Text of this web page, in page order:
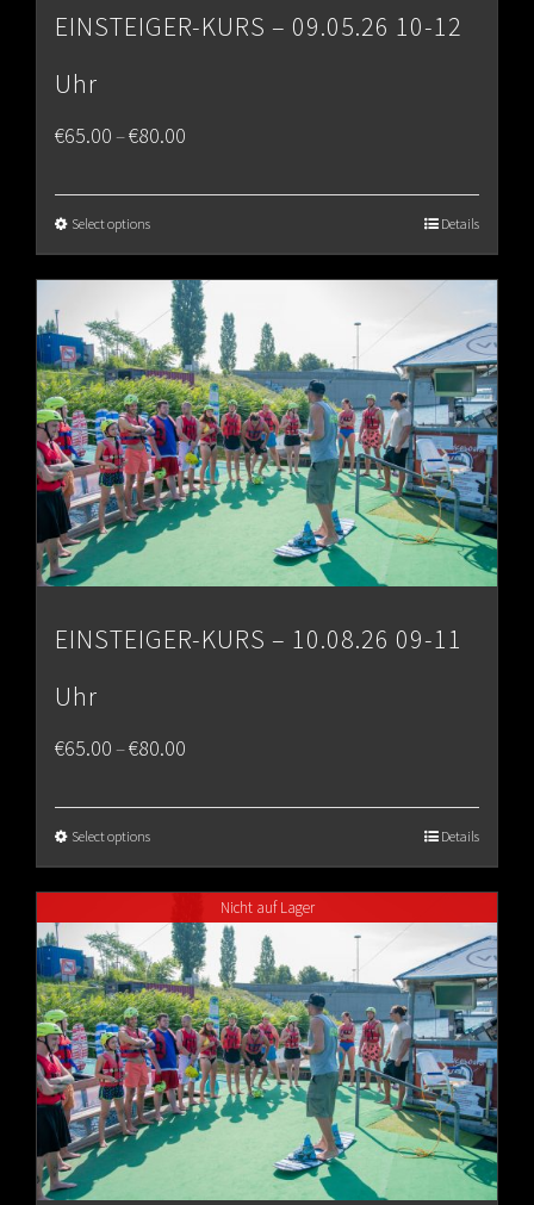
EINSTEIGER-KURS – 09.05.26 10-12
Uhr
€65.00–€80.00
€80.00
Select options Details
EINSTEIGER-KURS – 10.08.26 09-11
Uhr
€65.00–€80.00
€80.00
Select options Details
Nicht auf Lager